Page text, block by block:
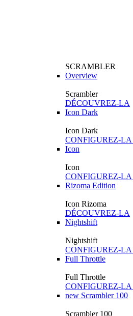
SCRAMBLER
Overview
Scrambler
DÉCOUVREZ-LA
Icon Dark
Icon Dark
CONFIGUREZ-LA
Icon
Icon
CONFIGUREZ-LA
Rizoma Edition
Icon Rizoma
DÉCOUVREZ-LA
Nightshift
Nightshift
CONFIGUREZ-LA
Full Throttle
Full Throttle
CONFIGUREZ-LA
new Scrambler 100
Scrambler 100